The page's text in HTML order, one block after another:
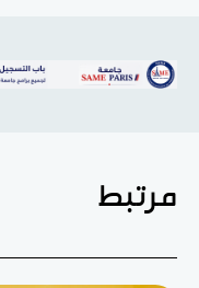
مرتبط